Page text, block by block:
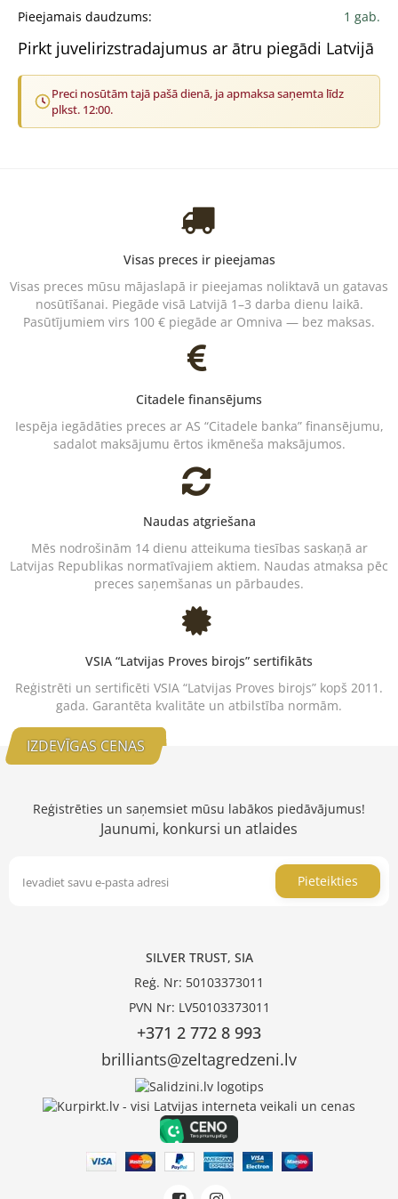
Pieejamais daudzums: 1 gab.
Pirkt juvelirizstradajumus ar ātru piegādi Latvijā
Preci nosūtām tajā pašā dienā, ja apmaksa saņemta līdz
plkst. 12:00.
Visas preces ir pieejamas
Visas preces mūsu mājaslapā ir pieejamas noliktavā un gatavas
nosūtīšanai. Piegāde visā Latvijā 1–3 darba dienu laikā.
Pasūtījumiem virs 100 € piegāde ar Omniva — bez maksas.
Citadele finansējums
Iespēja iegādāties preces ar AS “Citadele banka” finansējumu,
sadalot maksājumu ērtos ikmēneša maksājumos.
Naudas atgriešana
Mēs nodrošinām 14 dienu atteikuma tiesības saskaņā ar
Latvijas Republikas normatīvajiem aktiem. Naudas atmaksa pēc
preces saņemšanas un pārbaudes.
VSIA “Latvijas Proves birojs” sertifikāts
Reģistrēti un sertificēti VSIA “Latvijas Proves birojs” kopš 2011.
gada. Garantēta kvalitāte un atbilstība normām.
IZDEVĪGAS CENAS
Reģistrēties un saņemsiet mūsu labākos piedāvājumus!
Jaunumi, konkursi un atlaides
Pieteikties
SILVER TRUST, SIA
Reģ. Nr: 50103373011
PVN Nr: LV50103373011
+371 2 772 8 993
brilliants@zeltagredzeni.lv